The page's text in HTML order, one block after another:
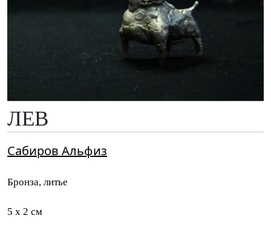
ЛЕВ
Сабиров Альфиз
Бронза, литье
5 x 2 см